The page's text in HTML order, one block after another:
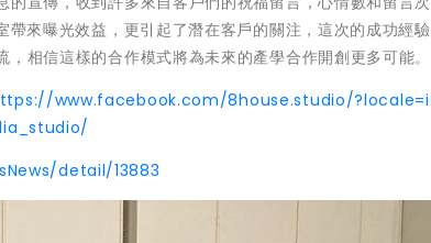
來曝光效益，更引起了潛在客戶的關注，這次的成功經
相信這樣的合作模式將為未來的產學合作開創更多可能。
www.facebook.com/8house.studio/
detail/13883